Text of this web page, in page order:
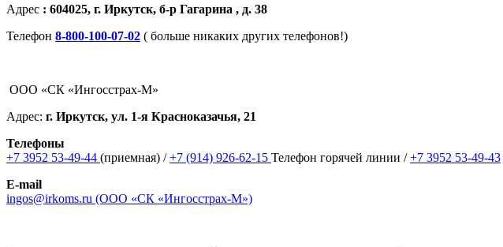
Адрес : 604025, г. Иркутск, б-р Гагарина , д. 38
Телефон 8-800-100-07-02 ( больше никаких других телефонов!)
ООО «СК «Ингосстрах-М»
Адрес: г. Иркутск, ул. 1-я Красноказачья, 21
Телефоны
+7 3952 53-49-44 (приемная) /+7 (914) 926-62-15 Телефон горячей линии /+7 3952 53-49-43
E-mail
ingos@irkoms.ru (ООО «СК «Ингосстрах-М»)